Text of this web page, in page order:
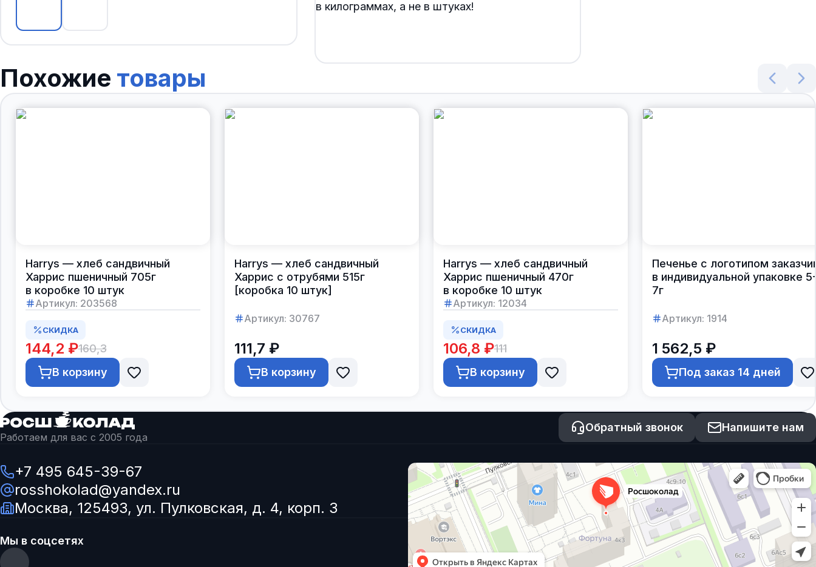
в килограммах, а не в штуках!
Похожие товары
Harrys — хлеб сандвичный
Харрис пшеничный 705г
в коробке 10 штук
Артикул: 203568
СКИДКА
144,2 ₽160,3
В корзину
Harrys — хлеб сандвичный
Харрис с отрубями 515г
[коробка 10 штук]
Артикул: 30767
111,7 ₽
В корзину
Harrys — хлеб сандвичный
Харрис пшеничный 470г
в коробке 10 штук
Артикул: 12034
СКИДКА
106,8 ₽111
В корзину
Печенье с логотипом
в индивидуальной упаковке
7г
Артикул: 1914
1 562,5 ₽
Под заказ 14 дней
Работаем для вас с 2005 года
Обратный звонок Напишите нам
+7 495 645-39-67
rosshokolad@yandex.ru
Москва, 125493, ул. Пулковская, д. 4, корп. 3
Мы в соцсетях